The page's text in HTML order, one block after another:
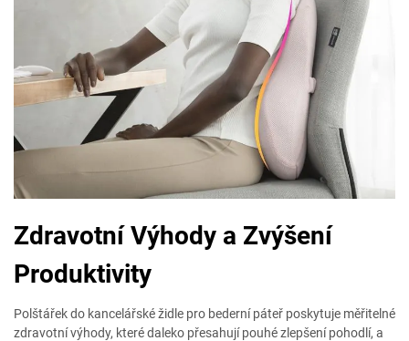
Zdravotní Výhody a Zvýšení
Produktivity
Polštářek do kancelářské židle pro bederní páteř poskytuje měřitelné
zdravotní výhody, které daleko přesahují pouhé zlepšení pohodlí, a